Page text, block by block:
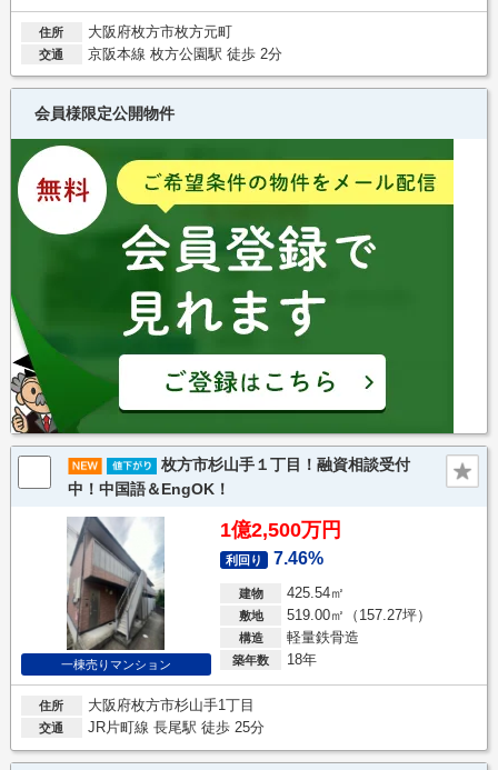
住所 大阪府枚方市枚方元町
交通 京阪本線 枚方公園駅 徒歩 2分
会員様限定公開物件
枚方市杉山手１丁目！融資相談受付
中！中国語＆EngOK！
一棟売りマンション
1億2,500万円
利回り 7.46%
建物 425.54㎡
敷地 519.00㎡（157.27坪）
構造 軽量鉄骨造
築年数 18年
住所 大阪府枚方市杉山手1丁目
交通 JR片町線 長尾駅 徒歩 25分